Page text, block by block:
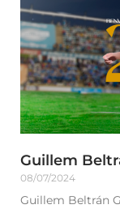
Guillem
08/07/2024
Guillem Beltrán